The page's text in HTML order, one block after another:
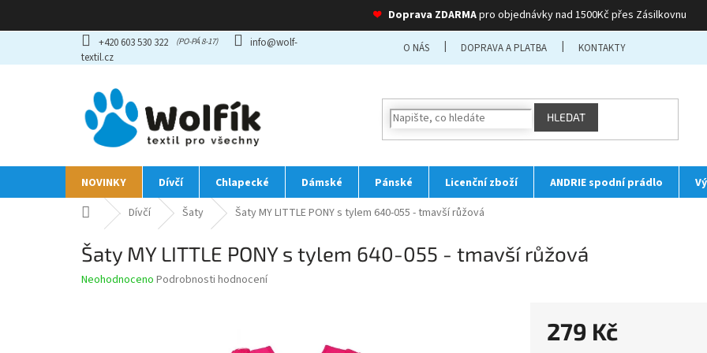
❤ Doprava ZDARMApro objednávky nad 1500Kč přes Zásilkovnu
obsah
+420 603 530 322
info@wolf-
textil.cz
O NÁS DOPRAVA A PLATBA KONTAKTY
HLEDAT
NOVINKY Dívčí Chlapecké Dámské Pánské Licenční zboží ANDRIE spodní prádlo
Domů Dívčí Šaty Šaty MY LITTLE PONY s tylem 640-055 - tmavší růžová
Šaty MY LITTLE PONY s tylem 640-055 - tmavší růžová
Průměrné
Neohodnoceno Podrobnosti hodnocení
279 Kč